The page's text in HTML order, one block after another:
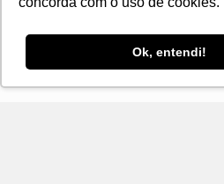
Ok, entendi!